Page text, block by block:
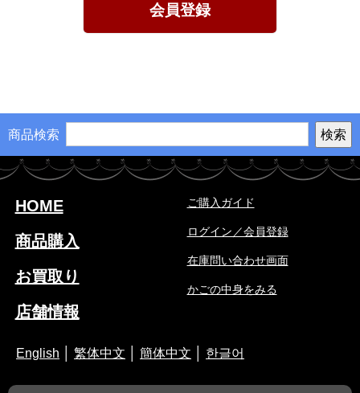
会員登録
商品検索
HOME
商品購入
お買取り
店舗情報
ご購入ガイド
ログイン／会員登録
在庫問い合わせ画面
かごの中身をみる
English 繁体中文 簡体中文 한글어